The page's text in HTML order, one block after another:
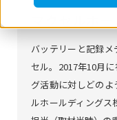
バッテリーと記録
セル。2017年10月
グ活動に対しどの
ルホールディングス